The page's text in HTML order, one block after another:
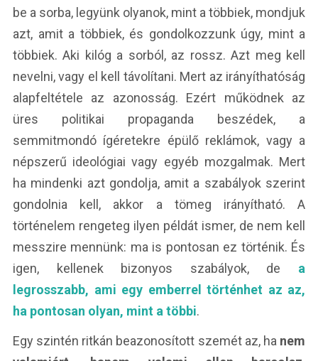
be a sorba, legyünk olyanok, mint a többiek, mondjuk
azt, amit a többiek, és gondolkozzunk úgy, mint a
többiek. Aki kilóg a sorból, az rossz. Azt meg kell
nevelni, vagy el kell távolítani. Mert az irányíthatóság
alapfeltétele az azonosság. Ezért működnek az
üres politikai propaganda beszédek, a
semmitmondó ígéretekre épülő reklámok, vagy a
népszerű ideológiai vagy egyéb mozgalmak. Mert
ha mindenki azt gondolja, amit a szabályok szerint
gondolnia kell, akkor a tömeg irányítható. A
történelem rengeteg ilyen példát ismer, de nem kell
messzire mennünk: ma is pontosan ez történik. És
igen, kellenek bizonyos szabályok, de a
legrosszabb, ami egy emberrel történhet az az,
ha pontosan olyan, mint a többi.
Egy szintén ritkán beazonosított szemét az, ha nem